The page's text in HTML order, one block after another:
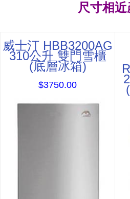
尺寸相
威士汀 HBB3200AG
310公升 雙門雪櫃
(底層冰箱)
$3750.00